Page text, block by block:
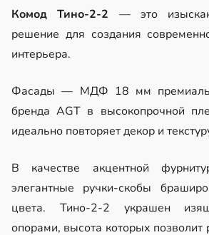
Комод Тино-2-2 — это
решение для создания
интерьера.
Фасады — МДФ 18 мм
бренда AGT в высокопрочной
идеально повторяет декор и
В качестве акцентной
элегантные ручки-скобы
цвета. Тино-2-2 украшен
опорами, высота которых позволит